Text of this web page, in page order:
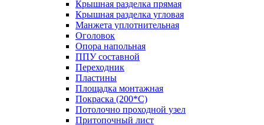
Крышная разделка прямая
Крышная разделка угловая
Манжета уплотнительная
Оголовок
Опора напольная
ППУ составной
Переходник
Пластины
Площадка монтажная
Покраска (200*С)
Потолочно проходной узел
Притопочный лист